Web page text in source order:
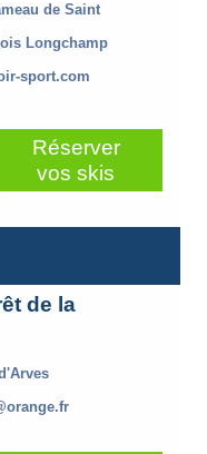
de Saint
Longchamp
sport.com
Réserver
vos skis
de la